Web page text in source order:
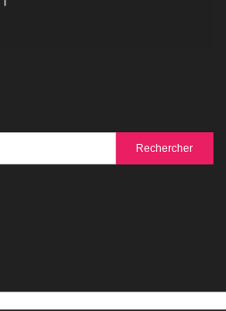
Rechercher :